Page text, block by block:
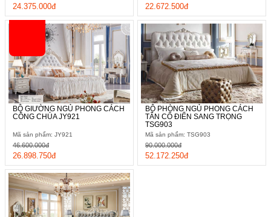
24.375.000đ 22.672.500đ
BỘ GIƯỜNG NGỦ PHONG CÁCH
CÔNG CHÚA JY921
Mã sản phẩm: JY921
26.898.750đ
46.600.000đ
BỘ PHÒNG NGỦ PHONG CÁCH
TÂN CỔ ĐIỂN SANG TRỌNG
TSG903
Mã sản phẩm: TSG903
52.172.250đ
90.000.000đ